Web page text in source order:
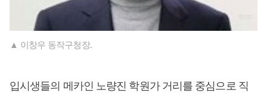
▲ 이창우 동작구청장.
입시생들의 메카인 노량진 학원가 거리를 중심으로 직